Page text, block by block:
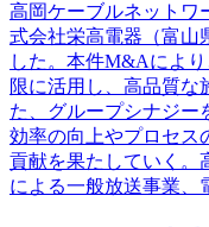
高岡ケーブルネットワ
式会社栄高電器（富山
した。本件M&Aによ
限に活用し、高品質な
た、グループシナジー
効率の向上やプロセス
貢献を果たしていく。
による一般放送事業、